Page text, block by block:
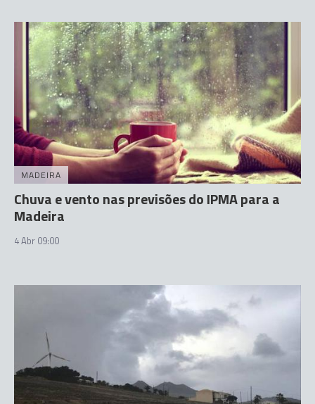
MADEIRA
Chuva e vento nas previsões do IPMA para a
Madeira
4 Abr 09:00